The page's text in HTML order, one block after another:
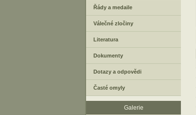
Řády a medaile
Válečné zločiny
Literatura
Dokumenty
Dotazy a odpovědi
Časté omyly
Galerie